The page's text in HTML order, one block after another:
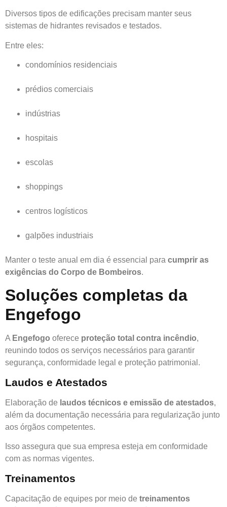
Diversos tipos de edificações precisam manter seus
sistemas de hidrantes revisados e testados.
Entre eles:
condomínios residenciais
prédios comerciais
indústrias
hospitais
escolas
shoppings
centros logísticos
galpões industriais
Manter o teste anual em dia é essencial para cumprir as
exigências do Corpo de Bombeiros.
Soluções completas da
Engefogo
A Engefogo oferece proteção total contra incêndio,
reunindo todos os serviços necessários para garantir
segurança, conformidade legal e proteção patrimonial.
Laudos e Atestados
Elaboração de laudos técnicos e emissão de atestados,
além da documentação necessária para regularização junto
aos órgãos competentes.
Isso assegura que sua empresa esteja em conformidade
com as normas vigentes.
Treinamentos
Capacitação de equipes por meio de treinamentos